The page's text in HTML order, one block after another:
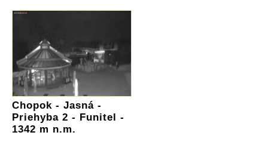
Chopok - Jasná -
Priehyba 2 - Funitel -
1342 m n.m.